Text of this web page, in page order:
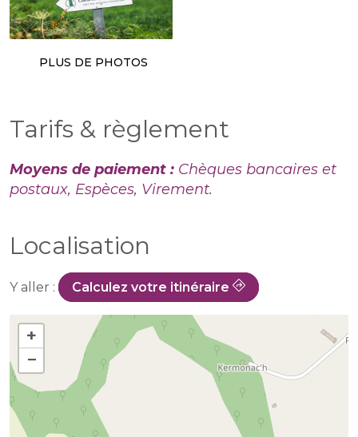
PLUS DE PHOTOS
Tarifs & règlement
Moyens de paiement : Chèques bancaires et
postaux, Espèces, Virement.
Localisation
Y aller : Calculez votre itinéraire
+
−